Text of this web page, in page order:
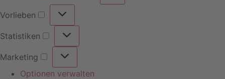
Vorlieben
Statistiken
Marketing
Optionen verwalten